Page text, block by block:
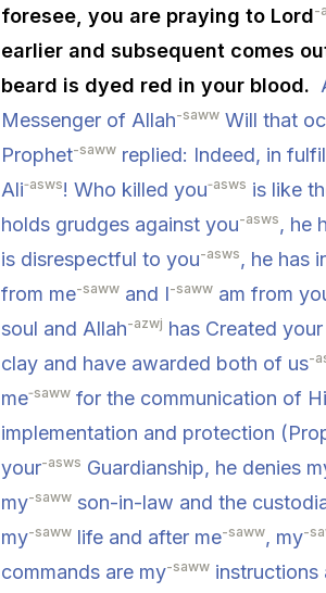
foresee, you are praying to Lord-
earlier and subsequent comes
beard is dyed red in your blood.
Messenger of Allah-saww Will that
Prophet-saww replied: Indeed, in
Ali‑asws! Who killed you‑asws is like
holds grudges against you-asws, he
is disrespectful to you-asws, he has
from me-saww and I-saww am from
soul and Allah-azwj has Created
clay and have awarded both of us-
me‑saww for the communication of
implementation and protection
your-asws Guardianship, he denies
my-saww son-in-law and the
my-saww life and after me-saww, my-
commands are my-saww instructions